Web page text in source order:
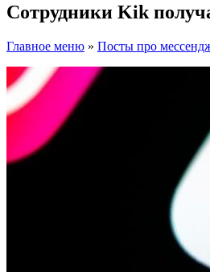
Сотрудники Kik
Главное меню » Посты про